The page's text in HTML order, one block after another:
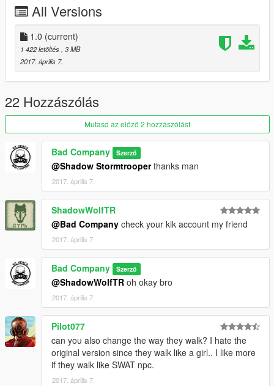
Edits and textures by Bad Company,
i'm still a newbie & sorry bad english.
All Versions
1.0 (current)
1 422 letöltés , 3 MB
2017. április 7.
22 Hozzászólás
Mutasd az előző 2 hozzászólást
Bad Company Szerző
@Shadow Stormtrooperthanks man
2017. április 7.
ShadowWolfTR
@Bad Company check your kik account my friend
2017. április 7.
Bad Company Szerző
@ShadowWolfTR oh okay bro
2017. április 7.
Pilot077
can you also change the way they walk? I hate the
original version since they walk like a girl.. I like more
if they walk like SWAT npc.
2017. április 7.